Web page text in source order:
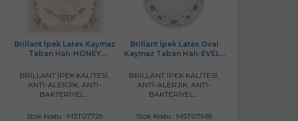
Brillant İpek Latex Kaymaz
Taban Halı-HONEY
BRİLLANT İPEK KALİTESİ,
ANTİ-ALERJİK, ANTİ-
BAKTERİYEL...
Stok Kodu : MST07729
Brillant İpek Latex Oval
Kaymaz Taban Halı-EVELY
BRİLLANT İPEK KALİTESİ,
ANTİ-ALERJİK, ANTİ-
BAKTERİYEL...
Stok Kodu : MST07969